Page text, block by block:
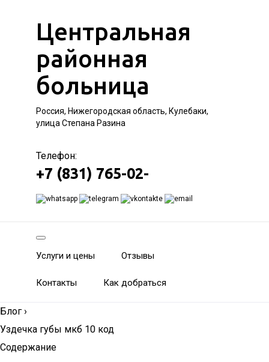
Центральная
районная
больница
Россия, Нижегородская область, Кулебаки,
улица Степана Разина
Телефон:
+7 (831) 765-02-
Услуги и цены Отзывы
Контакты Как добраться
Блог ›
Уздечка губы мкб 10 код
Содержание